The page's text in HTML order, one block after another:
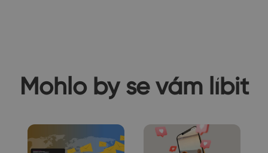
Mohlo by se vám líbit